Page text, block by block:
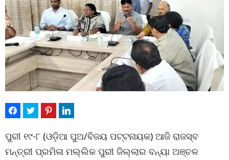
ପୁରୀ ୧୯-୮ (ଓଡ଼ିଆ ପୁଅ/ବିଜୟ ପଟ୍ଟନାୟକ) ଆଜି ରାଜସ୍ବ
ମନ୍ତ୍ରୀ ପ୍ରମିଳା ମଲ୍ଲିକ ପୁରୀ ଜିଲ୍ଲାର ବନ୍ୟା ଅଞ୍ଚଳ